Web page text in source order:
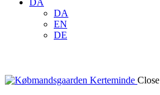
DA
DA
EN
DE
Close